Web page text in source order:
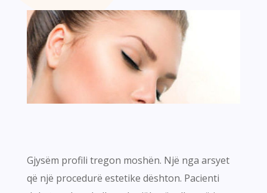
Gjysëm profili tregon moshën. Një nga arsyet
që një procedurë estetike dështon. Pacienti